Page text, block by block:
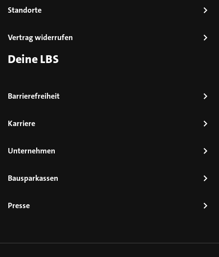
Standorte
Vertrag widerrufen
Deine LBS
Barrierefreiheit
Karriere
Unternehmen
Bausparkassen
Presse